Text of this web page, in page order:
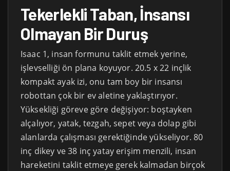
Tekerlekli Taban, İnsansı
Olmayan Bir Duruş
Isaac 1, insan formunu taklit etmek yerine,
işlevselliği ön plana koyuyor. 20.5 x 22 inçlik
kompakt ayak izi, onu tam boy bir insansı
robottan çok bir ev aletine yaklaştırıyor.
Yüksekliği göreve göre değişiyor: boştayken
alçalıyor, yatak, tezgah, sepet veya dolap gibi
alanlarda çalışması gerektiğinde yükseliyor. 80
inç dikey ve 38 inç yatay erişim menzili, insan
hareketini taklit etmeye gerek kalmadan birçok